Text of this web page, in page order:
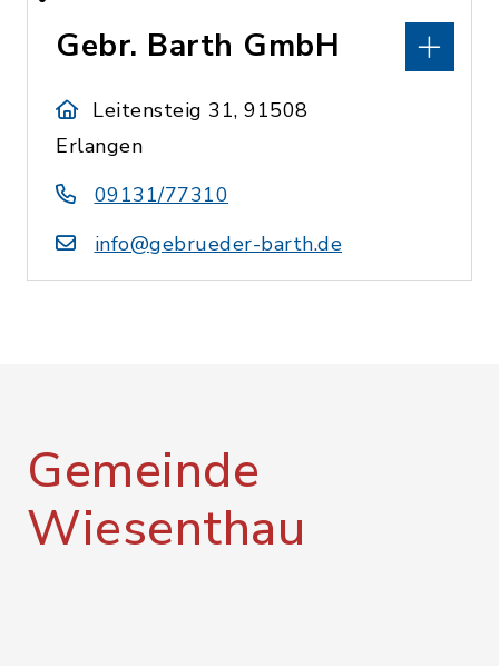
Gebr. Barth GmbH
Leitensteig 31, 91508
Erlangen
09131/77310
info@gebrueder-barth.de
Gemeinde
Wiesenthau